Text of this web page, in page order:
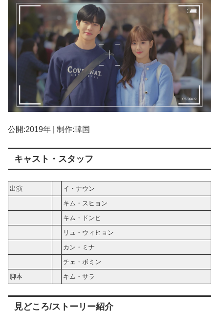
公開:2019年 | 制作:韓国
キャスト・スタッフ
出演
イ・ナウン
キム・スヒョン
キム・ドンヒ
リュ・ウィヒョン
カン・ミナ
チェ・ボミン
脚本
キム・サラ
見どころ/ストーリー紹介